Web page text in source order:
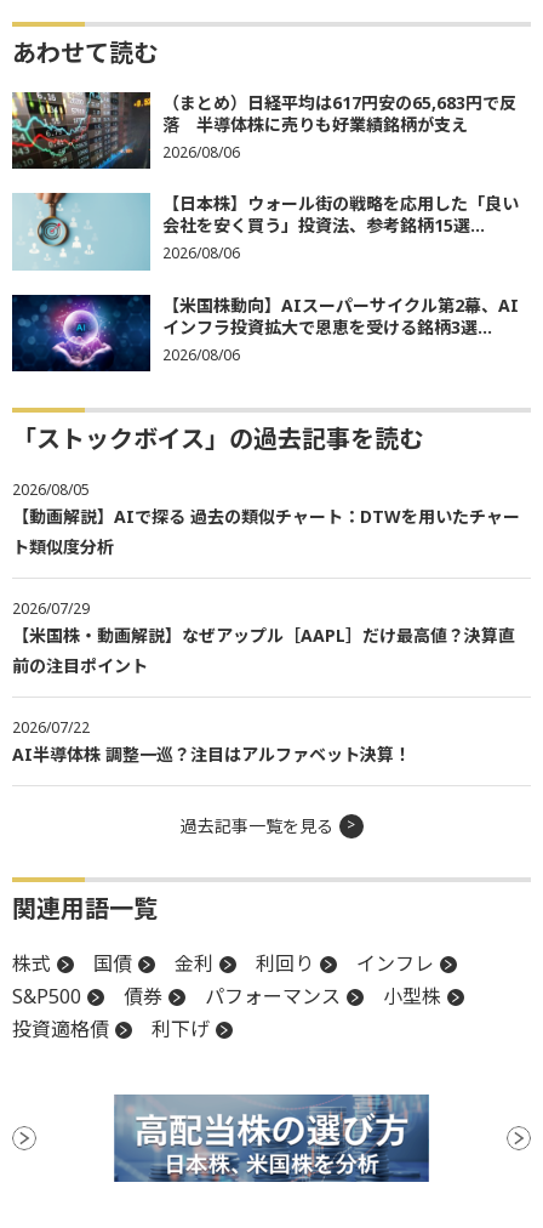
あわせて読む
（まとめ）日経平均は617円安の65,683円で反
落 半導体株に売りも好業績銘柄が支え
2026/08/06
【日本株】ウォール街の戦略を応用した「良い
会社を安く買う」投資法、参考銘柄15選...
2026/08/06
【米国株動向】AIスーパーサイクル第2幕、AI
インフラ投資拡大で恩恵を受ける銘柄3選...
2026/08/06
「ストックボイス」の過去記事を読む
2026/08/05
【動画解説】AIで探る 過去の類似チャート：DTWを用いたチャー
ト類似度分析
2026/07/29
【米国株・動画解説】なぜアップル［AAPL］だけ最高値？決算直
前の注目ポイント
2026/07/22
AI半導体株 調整一巡？注目はアルファベット決算！
過去記事一覧を見る
関連用語一覧
株式 国債 金利 利回り
インフレ
S&P500
債券 パフォーマンス
小型株
投資適格債
利下げ